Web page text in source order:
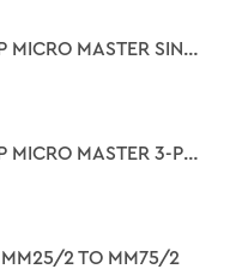
SIMOVERT P MICRO MASTER SINGLE-PH. 230V 50/60HZ, MM150 RATED OUTPUT 1.5KW WEIGHT 4.5KG
SIMOVERT P MICRO MASTER 3-PH. 400/500V 50/60HZ, MM550/3 RATED OUTPUT 5.5KW WEIGHT 4.5KG
MM25/2 TO MM75/2